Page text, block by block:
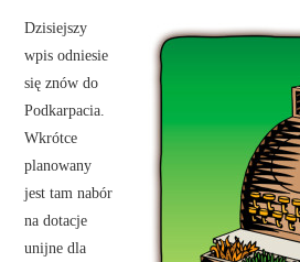
Dzisiejszy
wpis odniesie
się znów do
Podkarpacia.
Wkrótce
planowany
jest tam nabór
na dotacje
unijne dla